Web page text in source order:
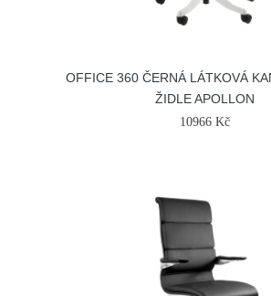
OFFICE 360 ČERNÁ LÁTKOVÁ
ŽIDLE APOLLON
10966 Kč